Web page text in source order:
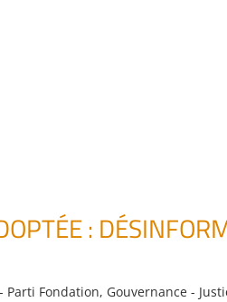
:
Parti Fondation, Gouvernance -